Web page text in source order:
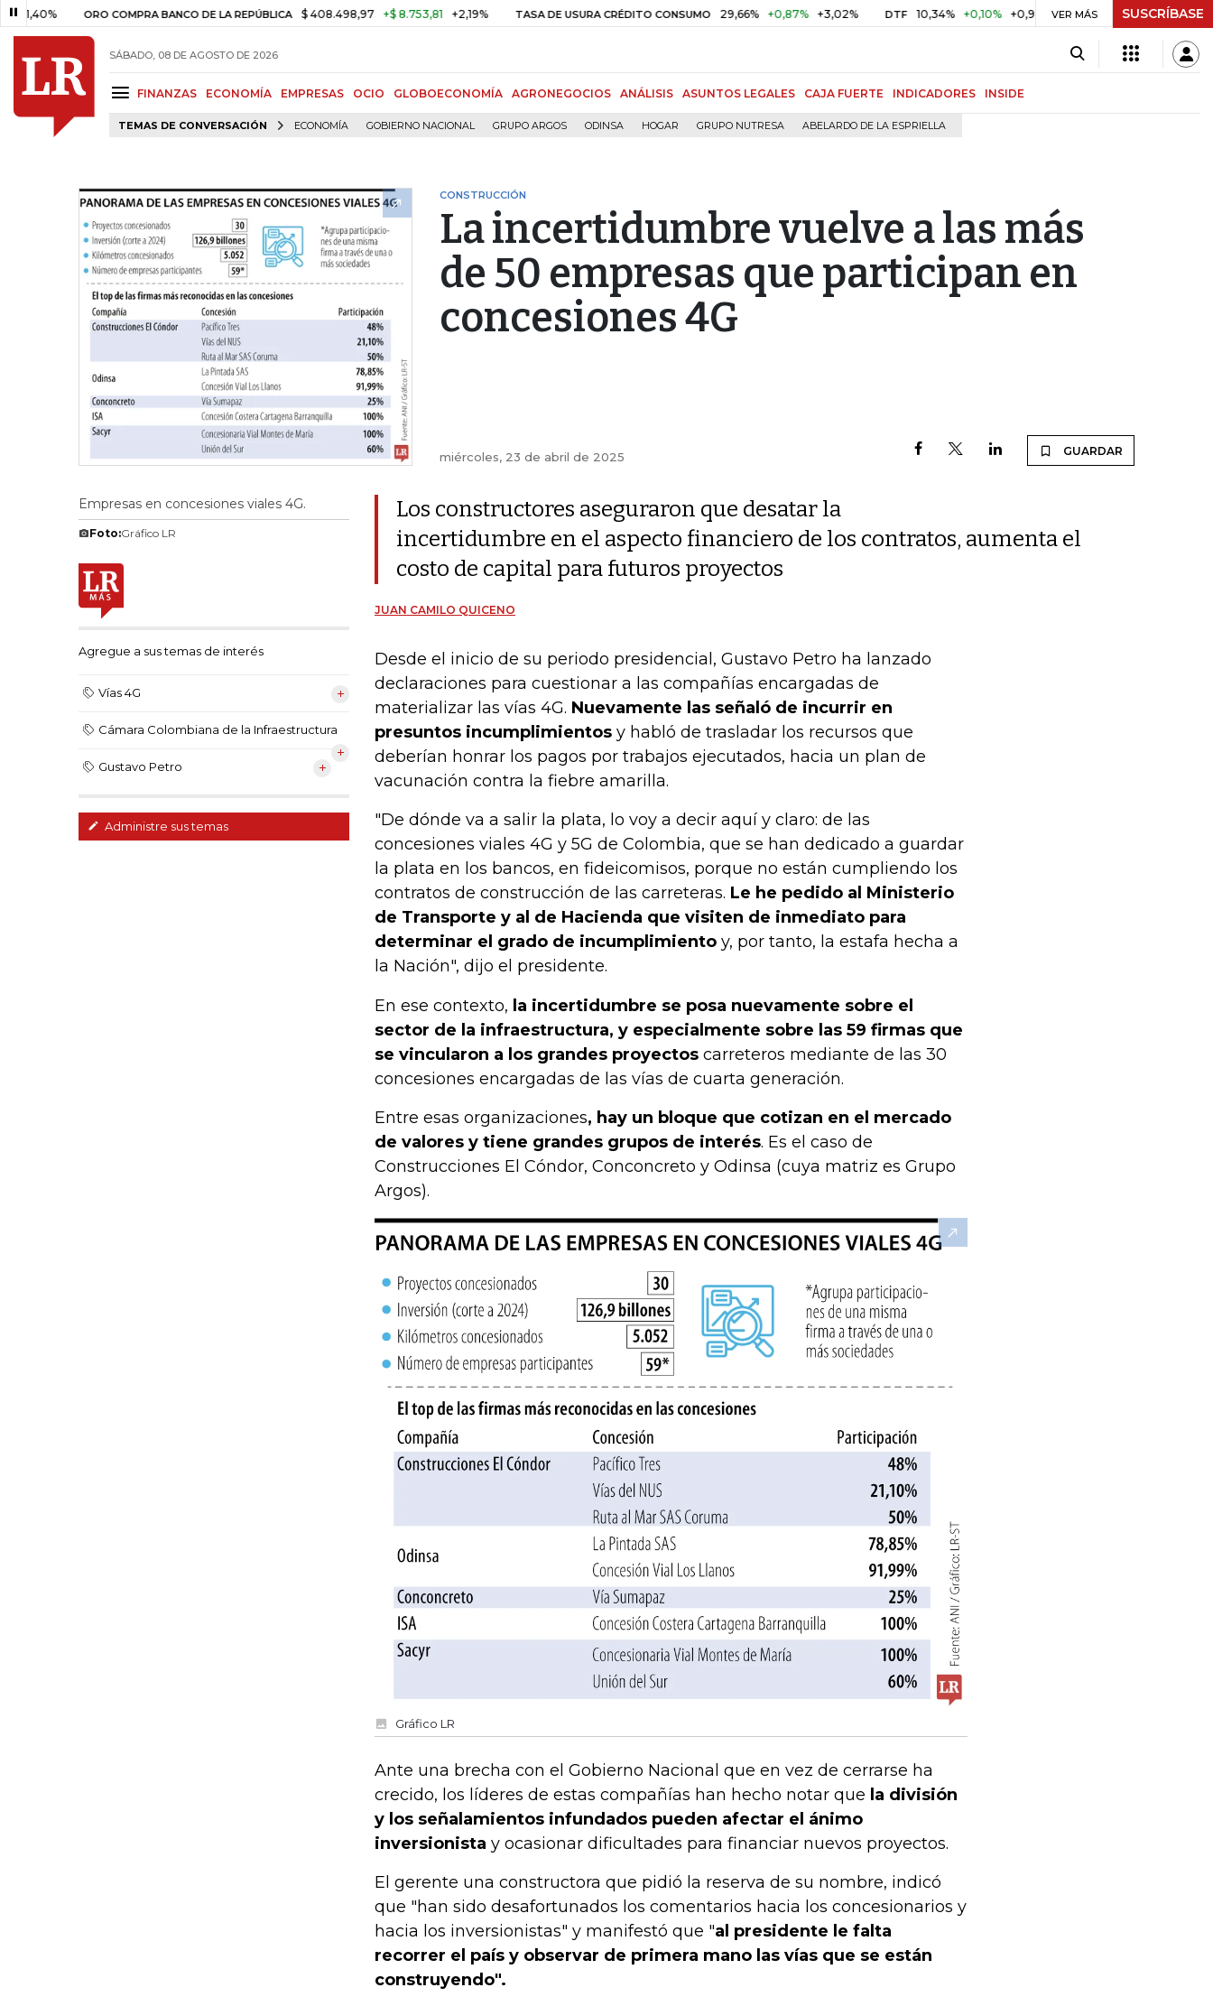
ORO COMPRA BANCO DE LA REPÚBLICA $ 408.498,97 +$ 8.753,81 +2,19% TASA DE USURA CRÉDITO CONSUMO 29,66% +0,87% +3,02% DTF 10,34% +0,10% +0,98% UVR $ 416,96 +$ 0,05 +0,01%
VER MÁS SUSCRÍBASE
SÁBADO, 08 DE AGOSTO DE 2026
FINANZAS ECONOMÍA EMPRESAS OCIO GLOBOECONOMÍA AGRONEGOCIOS ANÁLISIS ASUNTOS LEGALES CAJA FUERTE INDICADORES INSIDE
TEMAS DE CONVERSACIÓN ECONOMÍA GOBIERNO NACIONAL GRUPO ARGOS ODINSA HOGAR GRUPO NUTRESA ABELARDO DE LA ESPRIELLA
CONSTRUCCIÓN
La incertidumbre vuelve a las más
de 50 empresas que participan en
concesiones 4G
miércoles, 23 de abril de 2025 GUARDAR
Empresas en concesiones viales 4G.
Foto:Gráfico LR
Agregue a sus temas de interés
Vías 4G
Cámara Colombiana de la Infraestructura
Gustavo Petro
Administre sus temas
Los constructores aseguraron que desatar la
incertidumbre en el aspecto financiero de los contratos, aumenta el
costo de capital para futuros proyectos
JUAN CAMILO QUICENO
Desde el inicio de su periodo presidencial, Gustavo Petro ha lanzado
declaraciones para cuestionar a las compañías encargadas de
materializar las vías 4G. Nuevamente las señaló de incurrir en
presuntos incumplimientos y habló de trasladar los recursos que
deberían honrar los pagos por trabajos ejecutados, hacia un plan de
vacunación contra la fiebre amarilla.
"De dónde va a salir la plata, lo voy a decir aquí y claro: de las
concesiones viales 4G y 5G de Colombia, que se han dedicado a guardar
la plata en los bancos, en fideicomisos, porque no están cumpliendo los
contratos de construcción de las carreteras. Le he pedido al Ministerio
de Transporte y al de Hacienda que visiten de inmediato para
determinar el grado de incumplimiento y, por tanto, la estafa hecha a
la Nación", dijo el presidente.
En ese contexto, la incertidumbre se posa nuevamente sobre el
sector de la infraestructura, y especialmente sobre las 59 firmas que
se vincularon a los grandes proyectos carreteros mediante de las 30
concesiones encargadas de las vías de cuarta generación.
Entre esas organizaciones, hay un bloque que cotizan en el mercado
de valores y tiene grandes grupos de interés. Es el caso de
Construcciones El Cóndor, Conconcreto y Odinsa (cuya matriz es Grupo
Argos).
Gráfico LR
Ante una brecha con el Gobierno Nacional que en vez de cerrarse ha
crecido, los líderes de estas compañías han hecho notar que la división
y los señalamientos infundados pueden afectar el ánimo
inversionista y ocasionar dificultades para financiar nuevos proyectos.
El gerente una constructora que pidió la reserva de su nombre, indicó
que "han sido desafortunados los comentarios hacia los concesionarios y
hacia los inversionistas" y manifestó que "al presidente le falta
recorrer el país y observar de primera mano las vías que se están
construyendo".